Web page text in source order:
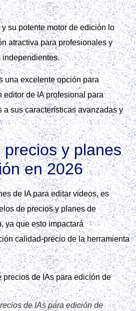
su potente motor de edición lo
atractiva para profesionales y
independientes.
una excelente opción para
editor de IA profesional para
a sus características avanzadas y
y planes
en 2026
de IA para editar videos, es
de precios y planes de
ya que esto impactará
calidad-precio de la herramienta
de IAs para edición de